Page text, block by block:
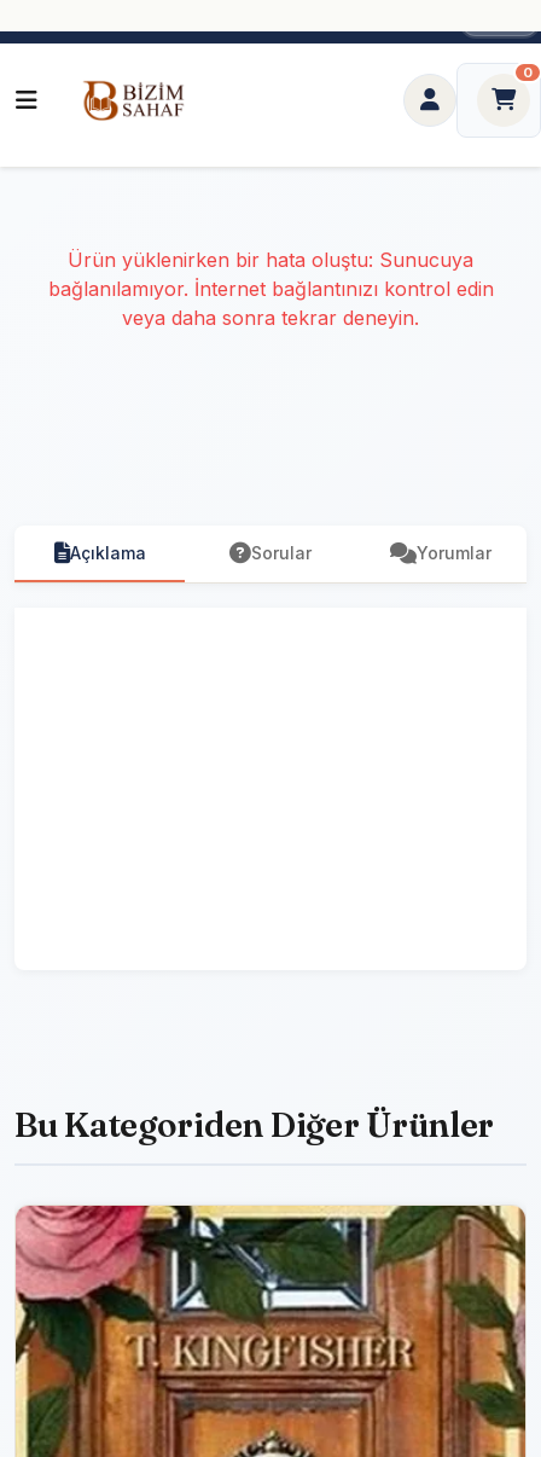
0
Ürün yüklenirken bir hata oluştu: Sunucuya
bağlanılamıyor. İnternet bağlantınızı kontrol edin
veya daha sonra tekrar deneyin.
Açıklama Sorular Yorumlar
Bu Kategoriden Diğer Ürünler